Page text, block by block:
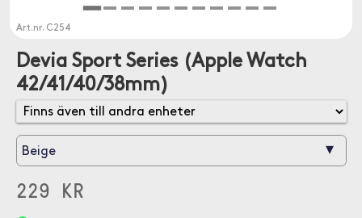
Art.nr. C254
Devia Sport Series (Apple Watch
42/41/40/38mm)
Beige ▾
229 KR